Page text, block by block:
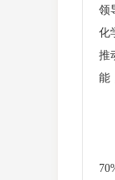
领
化
推
能